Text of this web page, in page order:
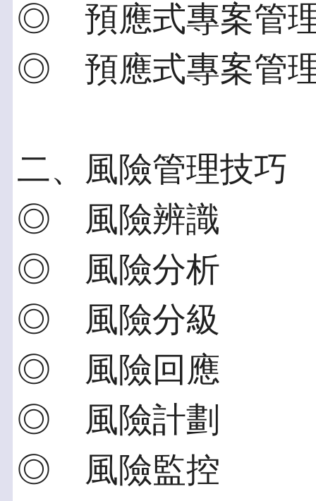
◎ 預應式專案管
◎ 預應式專案管
二、風險管理技巧
◎ 風險辨識
◎ 風險分析
◎ 風險分級
◎ 風險回應
◎ 風險計劃
◎ 風險監控